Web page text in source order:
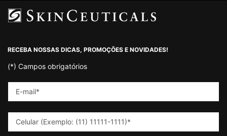
RECEBA NOSSAS DICAS, PROMOÇÕES E NOVIDADES!
(*) Campos obrigatórios
E-mail*
Celular (Exemplo: (11) 11111-1111)*